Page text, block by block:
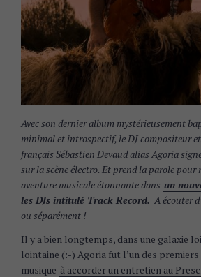
Avec son dernier album mystérieusement
minimal et introspectif, le DJ compositeur
français Sébastien Devaud alias Agoria
sur la scène électro. Et prend la parole pour
aventure musicale étonnante dans un
les DJs intitulé Track Record. A écouter
ou séparément !
Il y a bien longtemps, dans une galaxie
lointaine (:-) Agoria fut l’un des
musique à accorder un entretien au